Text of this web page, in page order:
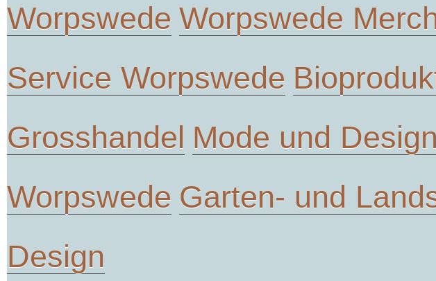
Worpswede Worpswede
Service Worpswede
Grosshandel Mode und
Worpswede Garten- und
Design